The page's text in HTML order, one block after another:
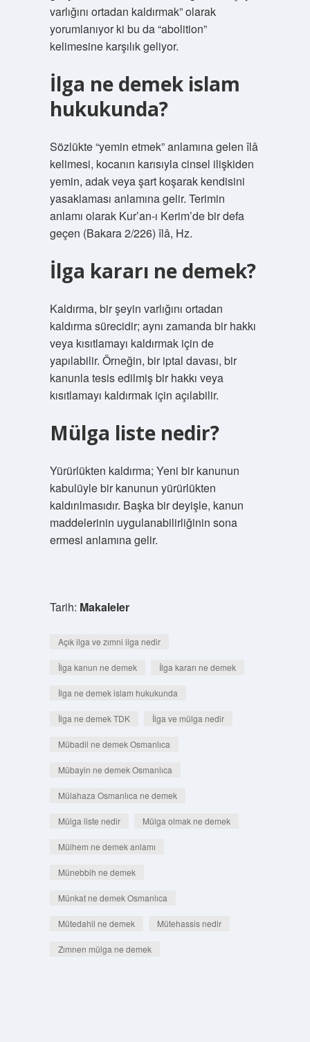
varlığını ortadan kaldırmak” olarak
yorumlanıyor ki bu da “abolition”
kelimesine karşılık geliyor.
İlga ne demek islam
hukukunda?
Sözlükte “yemin etmek” anlamına gelen îlâ
kelimesi, kocanın karısıyla cinsel ilişkiden
yemin, adak veya şart koşarak kendisini
yasaklaması anlamına gelir. Terimin
anlamı olarak Kur’an-ı Kerim’de bir defa
geçen (Bakara 2/226) îlâ, Hz.
İlga kararı ne demek?
Kaldırma, bir şeyin varlığını ortadan
kaldırma sürecidir; aynı zamanda bir hakkı
veya kısıtlamayı kaldırmak için de
yapılabilir. Örneğin, bir iptal davası, bir
kanunla tesis edilmiş bir hakkı veya
kısıtlamayı kaldırmak için açılabilir.
Mülga liste nedir?
Yürürlükten kaldırma; Yeni bir kanunun
kabulüyle bir kanunun yürürlükten
kaldırılmasıdır. Başka bir deyişle, kanun
maddelerinin uygulanabilirliğinin sona
ermesi anlamına gelir.
Tarih: Makaleler
Açık ilga ve zımni ilga nedir
İlga kanun ne demek İlga kararı ne demek
İlga ne demek islam hukukunda
İlga ne demek TDK İlga ve mülga nedir
Mübadil ne demek Osmanlıca
Mübayin ne demek Osmanlıca
Mülahaza Osmanlıca ne demek
Mülga liste nedir Mülga olmak ne demek
Mülhem ne demek anlamı
Münebbih ne demek
Münkat ne demek Osmanlıca
Mütedahil ne demek Mütehassis nedir
Zımnen mülga ne demek